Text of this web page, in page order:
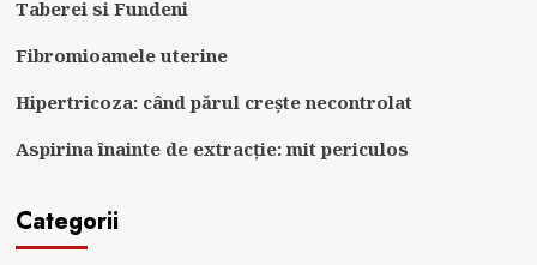
Taberei si Fundeni
Fibromioamele uterine
Hipertricoza: când părul crește necontrolat
Aspirina înainte de extracție: mit periculos
Categorii